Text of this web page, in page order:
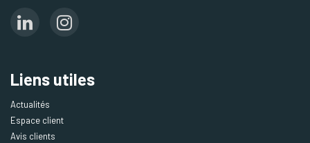
Liens utiles
Actualités
Espace client
Avis clients